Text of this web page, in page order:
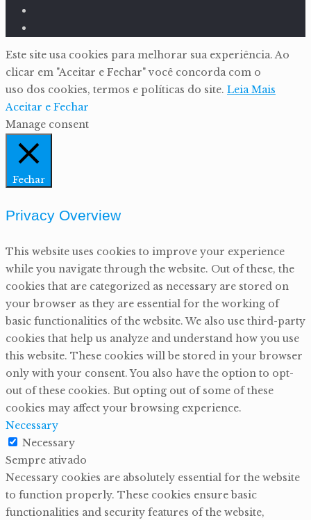
Este site usa cookies para melhorar sua experiência. Ao
clicar em "Aceitar e Fechar" você concorda com o
uso dos cookies, termos e políticas do site. Leia Mais
Aceitar e Fechar
Manage consent
Fechar
Privacy Overview
This website uses cookies to improve your experience
while you navigate through the website. Out of these, the
cookies that are categorized as necessary are stored on
your browser as they are essential for the working of
basic functionalities of the website. We also use third-party
cookies that help us analyze and understand how you use
this website. These cookies will be stored in your browser
only with your consent. You also have the option to opt-
out of these cookies. But opting out of some of these
cookies may affect your browsing experience.
Necessary
Necessary
Sempre ativado
Necessary cookies are absolutely essential for the website
to function properly. These cookies ensure basic
functionalities and security features of the website,